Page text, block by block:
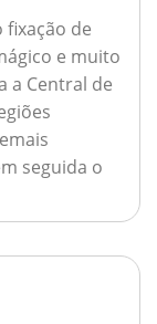
fixação de
e muito
a Central de
seguida o